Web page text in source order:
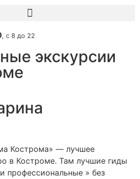
, с 8 до 22
экскурсии
Кострома» — лучшее
в Костроме. Там лучшие гиды
профессиональные » без